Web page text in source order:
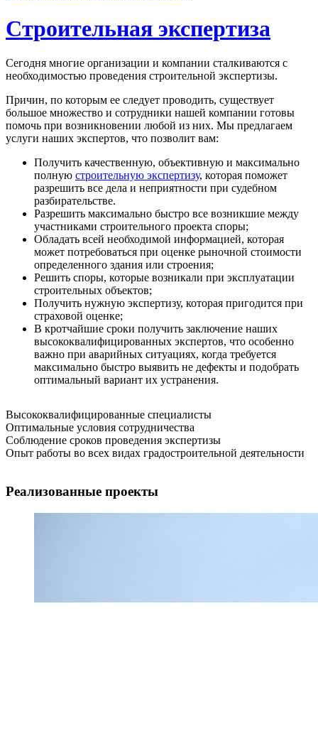
Строительная экспертиза
Сегодня многие организации и компании сталкиваются с
необходимостью проведения строительной экспертизы.
Причин, по которым ее следует проводить, существует
большое множество и сотрудники нашей компании готовы
помочь при возникновении любой из них. Мы предлагаем
услуги наших экспертов, что позволит вам:
Получить качественную, объективную и максимально
полную строительную экспертизу, которая поможет
разрешить все дела и неприятности при судебном
разбирательстве.
Разрешить максимально быстро все возникшие между
участниками строительного проекта споры;
Обладать всей необходимой информацией, которая
может потребоваться при оценке рыночной стоимости
определенного здания или строения;
Решить споры, которые возникали при эксплуатации
строительных объектов;
Получить нужную экспертизу, которая пригодится при
страховой оценке;
В кротчайшие сроки получить заключение наших
высококвалифицированных экспертов, что особенно
важно при аварийных ситуациях, когда требуется
максимально быстро выявить не дефекты и подобрать
оптимальный вариант их устранения.
Высококвалифицированные специалисты
Оптимальные условия сотрудничества
Соблюдение сроков проведения экспертизы
Опыт работы во всех видах градостроительной деятельности
Реализованные проекты